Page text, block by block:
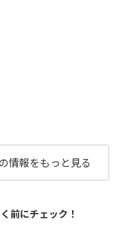
情報をもっと見る
前にチェック！